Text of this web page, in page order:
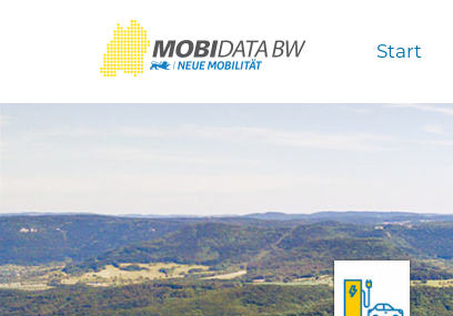
Start